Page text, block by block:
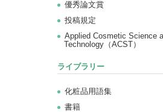
優秀論文賞
投稿規定
Applied Cosmetic Science
Technology（ACST）
ライブラリー
化粧品用語集
書籍